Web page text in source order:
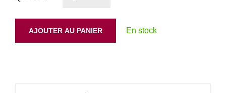
AJOUTER AU PANIER En stock